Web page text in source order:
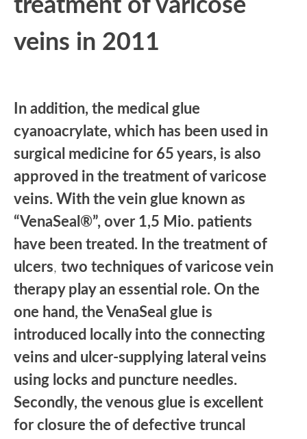
treatment of varicose
veins in 2011
In addition, the medical glue
cyanoacrylate, which has been used in
surgical medicine for 65 years, is also
approved in the treatment of varicose
veins. With the vein glue known as
“VenaSeal®”, over 1,5 Mio. patients
have been treated. In the treatment of
ulcers, two techniques of varicose vein
therapy play an essential role. On the
one hand, the VenaSeal glue is
introduced locally into the connecting
veins and ulcer-supplying lateral veins
using locks and puncture needles.
Secondly, the venous glue is excellent
for closure the of defective truncal